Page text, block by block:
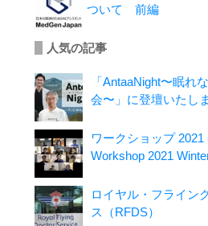
ついて 前編
人気の記事
「AntaaNight〜眠れ
会〜」に登壇いたし
ワークショップ
Workshop 2021
ロイヤル・フライン
ス（RFDS）